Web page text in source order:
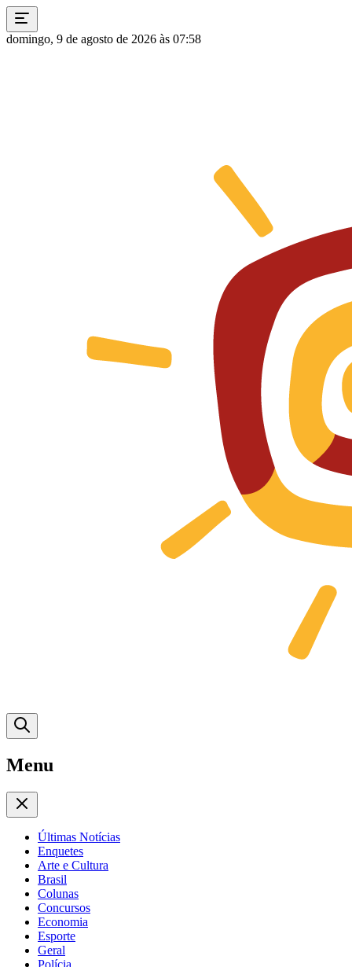
domingo, 9 de agosto de 2026 às 07:58
Menu
Últimas Notícias
Enquetes
Arte e Cultura
Brasil
Colunas
Concursos
Economia
Esporte
Geral
Polícia